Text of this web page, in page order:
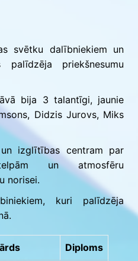
svētku dalībniekiem un
palīdzēja priekšnesumu
bija 3 talantīgi, jaunie
Didzis Jurovs, Miks
izglītības centram par
un atmosfēru
norisei.
kuri palīdzēja
Diploms